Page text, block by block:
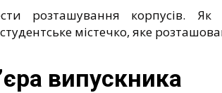
розташування корпусів. Як
містечко, яке
випускника